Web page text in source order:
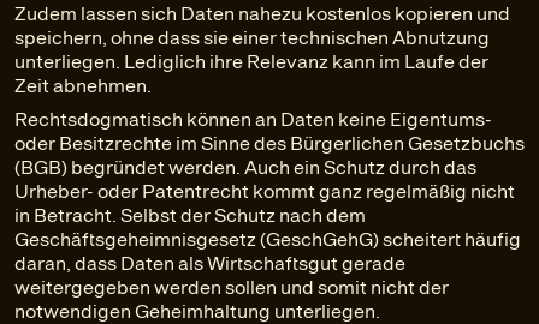
Zudem lassen sich Daten nahezu kostenlos kopieren und
speichern, ohne dass sie einer technischen Abnutzung
unterliegen. Lediglich ihre Relevanz kann im Laufe der
Zeit abnehmen.
Rechtsdogmatisch können an Daten keine Eigentums-
oder Besitzrechte im Sinne des Bürgerlichen Gesetzbuchs
(BGB) begründet werden. Auch ein Schutz durch das
Urheber- oder Patentrecht kommt ganz regelmäßig nicht
in Betracht. Selbst der Schutz nach dem
Geschäftsgeheimnisgesetz (GeschGehG) scheitert häufig
daran, dass Daten als Wirtschaftsgut gerade
weitergegeben werden sollen und somit nicht der
notwendigen Geheimhaltung unterliegen.